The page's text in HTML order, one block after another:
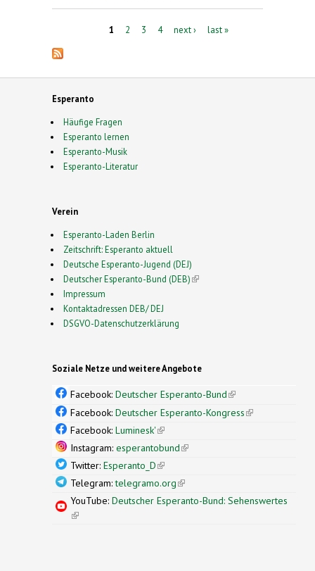
1 2 3 4 next › last »
Esperanto
Häufige Fragen
Esperanto lernen
Esperanto-Musik
Esperanto-Literatur
Verein
Esperanto-Laden Berlin
Zeitschrift: Esperanto aktuell
Deutsche Esperanto-Jugend (DEJ)
Deutscher Esperanto-Bund (DEB)(link is external)
Impressum
Kontaktadressen DEB/ DEJ
DSGVO-Datenschutzerklärung
Soziale Netze und weitere Angebote
Facebook: Deutscher Esperanto-Bund(link is
external)
Facebook: Deutscher Esperanto-Kongress(link is
Facebook: Luminesk'(link is external)
Instagram: esperantobund(link is external)
Twitter: Esperanto_D(link is external)
Telegram:telegramo.org(link is external)
YouTube: Deutscher Esperanto-Bund: Sehenswertes
(link is external)